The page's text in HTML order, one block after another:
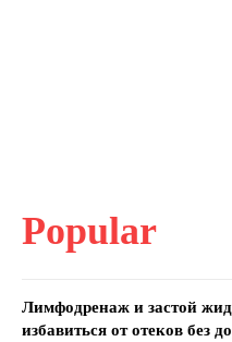
Popular
Лимфодренаж и застой
избавиться от отеков без